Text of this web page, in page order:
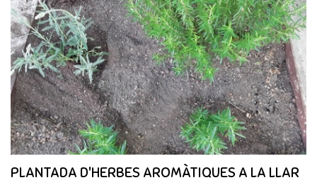
PLANTADA D'HERBES AROMÀTIQUES A LA LLAR